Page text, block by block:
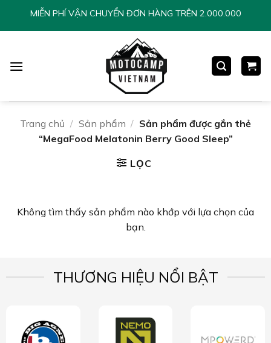
ChuyểnMIỄN PHÍ VẬN CHUYỂN ĐƠN HÀNG TRÊN 2.000.000
Trang chủ / Sản phẩm / Sản phẩm được gắn thẻ
“MegaFood Melatonin Berry Good Sleep”
LỌC
Không tìm thấy sản phẩm nào khớp với lựa chọn của
bạn.
THƯƠNG HIỆU NỔI BẬT